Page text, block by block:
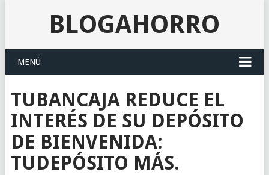
BLOGAHORRO
MENÚ
TUBANCAJA REDUCE EL
INTERÉS DE SU DEPÓSITO
DE BIENVENIDA:
TUDEPÓSITO MÁS.